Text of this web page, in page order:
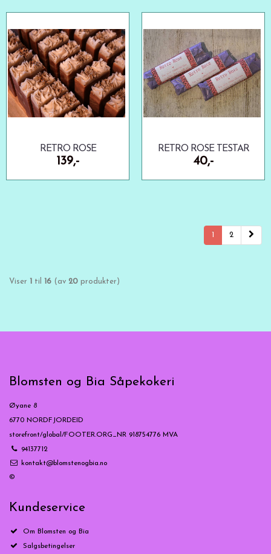
RETRO ROSE
139,-
RETRO ROSE TESTAR
40,-
1 2
Viser 1 til 16 (av 20 produkter)
Blomsten og Bia Såpekokeri
Øyane 8
6770 NORDFJORDEID
storefront/global/FOOTER.ORG_NR 918754776 MVA
94137712
kontakt@blomstenogbia.no
©
Kundeservice
Om Blomsten og Bia
Salgsbetingelser